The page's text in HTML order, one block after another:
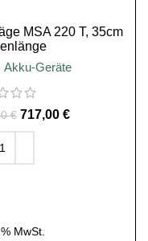
MSA 220 T, 35cm
Akku-Geräte
€ 717,00 €
MwSt.